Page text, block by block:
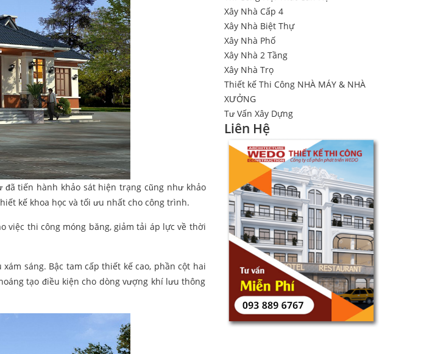
tiến hành khảo sát hiện trạng cũng như khảo
kế khoa học và tối ưu nhất cho công trình.
việc thi công móng băng, giảm tải áp lực về thời
sáng. Bậc tam cấp thiết kế cao, phần cột hai
tạo điều kiện cho dòng vượng khí lưu thông
Xây Nhà Cấp 4
Xây Nhà Biệt Thự
Xây Nhà Phố
Xây Nhà 2 Tầng
Xây Nhà Trọ
Thiết kế Thi Công NHÀ MÁY & NHÀ
XƯỞNG
Tư Vấn Xây Dựng
Liên Hệ